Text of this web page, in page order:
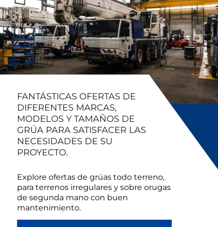
FANTÁSTICAS OFERTAS DE
DIFERENTES MARCAS,
MODELOS Y TAMAÑOS DE
GRÚA PARA SATISFACER LAS
NECESIDADES DE SU
PROYECTO.
Explore ofertas de grúas todo terreno,
para terrenos irregulares y sobre orugas
de segunda mano con buen
mantenimiento.